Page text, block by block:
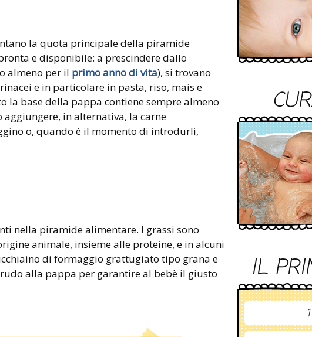
la quota principale della piramide
e disponibile: a prescindere dallo
almeno per il primo anno di vita), si trovano
e in particolare in pasta, riso, mais e
la base della pappa contiene sempre almeno
in alternativa, la carne
o, quando è il momento di introdurli,
nella piramide alimentare. I grassi sono
animale, insieme alle proteine, e in alcuni
di formaggio grattugiato tipo grana e
alla pappa per garantire al bebè il giusto
IL